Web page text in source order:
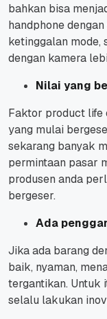
bahkan bisa
handphone
ketinggalan mode,
dengan kamera
Nilai yang
Faktor product life
yang mulai
sekarang banyak
permintaan pasar
produsen anda
bergeser.
Ada
Jika ada barang
baik, nyaman,
tergantikan. Untuk
selalu lakukan